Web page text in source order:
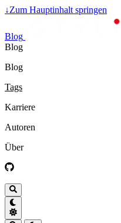
↓Zum Hauptinhalt springen
Blog
Blog
Blog
Tags
Karriere
Autoren
Über